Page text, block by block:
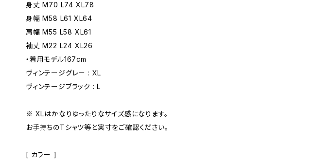
身丈 M70 L74 XL78
身幅 M58 L61 XL64
肩幅 M55 L58 XL61
袖丈 M22 L24 XL26
・着用モデル167cm
ヴィンテージグレー : XL
ヴィンテージブラック : L
※ XLはかなりゆったりなサイズ感になります。
お手持ちのTシャツ等と実寸をご確認ください。
[ カラー ]